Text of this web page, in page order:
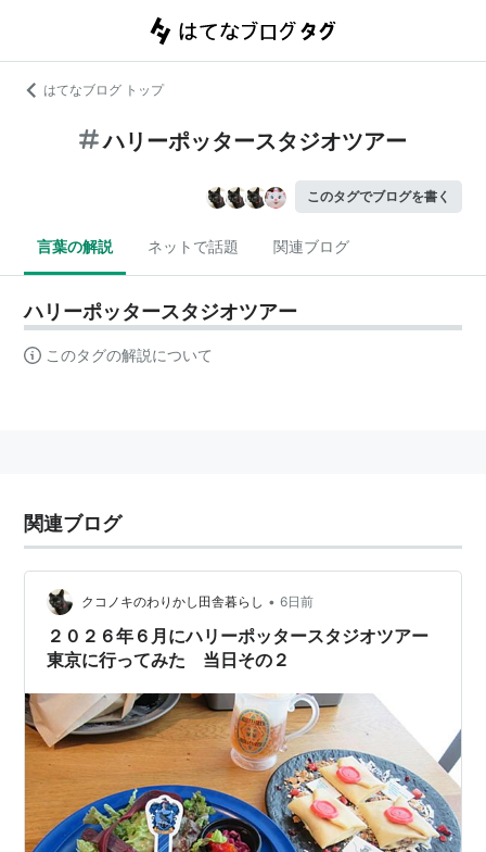
はてなブログ トップ
ハリーポッタースタジオツアー
このタグでブログを書く
言葉の解説 ネットで話題 関連ブログ
ハリーポッタースタジオツアー
このタグの解説について
関連ブログ
クコノキのわりかし田舎暮らし • 6日前
２０２６年６月にハリーポッタースタジオツアー
東京に行ってみた 当日その２